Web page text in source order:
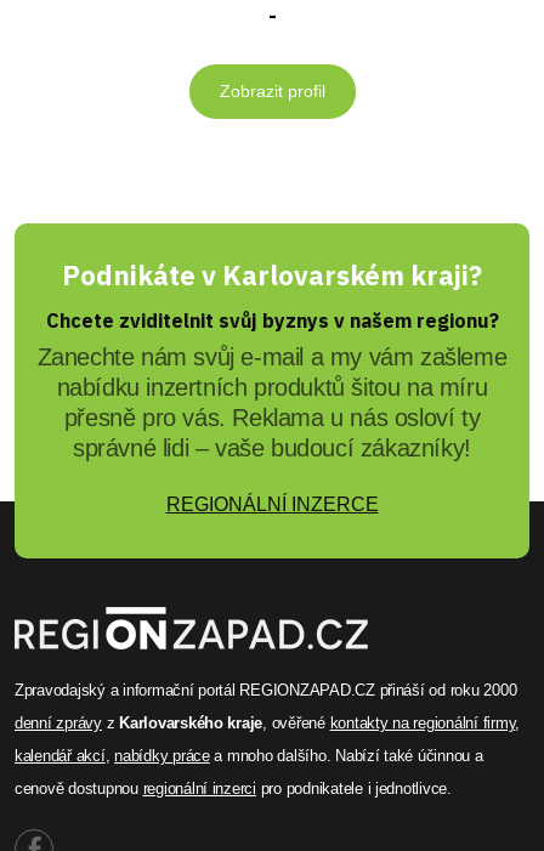
-
Zobrazit profil
Podnikáte v Karlovarském kraji?
Chcete zviditelnit svůj byznys v našem regionu?
Zanechte nám svůj e-mail a my vám zašleme
nabídku inzertních produktů šitou na míru
přesně pro vás. Reklama u nás osloví ty
správné lidi – vaše budoucí zákazníky!
REGIONÁLNÍ INZERCE
Zpravodajský a informační portál REGIONZAPAD.CZ přináší od roku 2000
denní zprávyz Karlovarského kraje, ověřené kontakty na regionální firmy,
kalendář akcí,nabídky prácea mnoho dalšího. Nabízí také účinnou a
cenově dostupnou regionální inzerci pro podnikatele i jednotlivce.